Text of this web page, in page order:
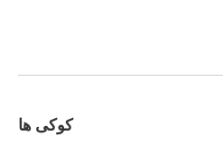
کوکی ها